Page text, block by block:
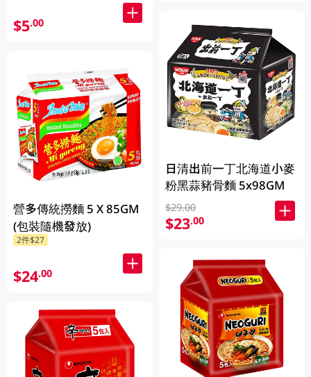
$5.00
營多傳統撈麵 5 X 85GM
(包裝隨機發放)
2件$27
$24.00
日清出前一丁北海道小麥
粉黑蒜豬骨麵 5x98GM
$29.00
$23.00